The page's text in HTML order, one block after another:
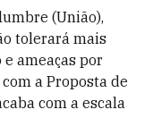
(União),
tolerará mais
ameaças por
a Proposta de
com a escala